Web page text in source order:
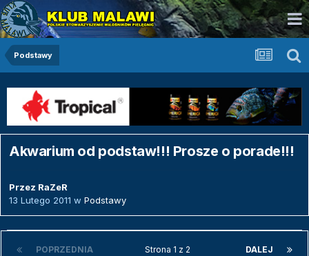
Podstawy
Akwarium od podstaw!!! Prosze o porade!!!
Przez RaZeR
13 Lutego 2011 w Podstawy
POPRZEDNIA DALEJ
Strona 1 z 2